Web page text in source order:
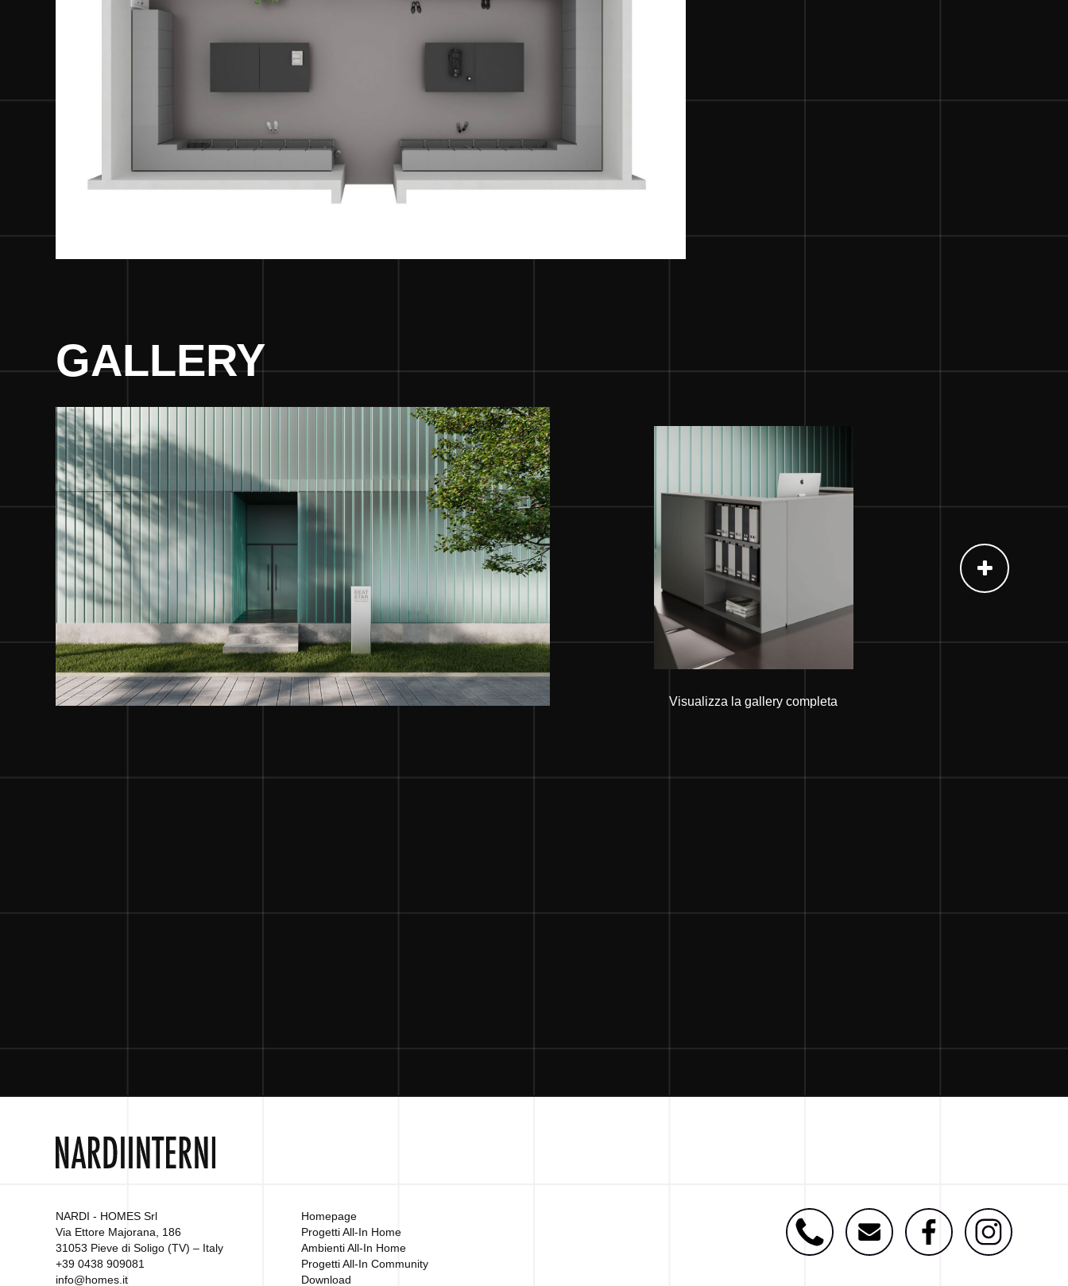
GALLERY
Visualizza la gallery completa
NARDI - HOMES Srl
Via Ettore Majorana, 186
31053 Pieve di Soligo (TV) – Italy
+39 0438 909081
info@homes.it
Homepage
Progetti All-In Home
Ambienti All-In Home
Progetti All-In Community
Download